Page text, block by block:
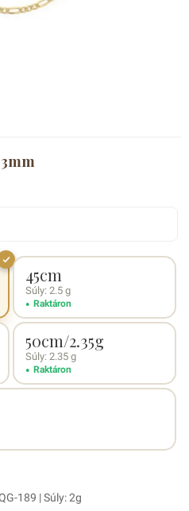
45cm
Súly: 2.5 g
Raktáron
50cm/2.35g
Súly: 2.35 g
Raktáron
189 | Súly: 2g